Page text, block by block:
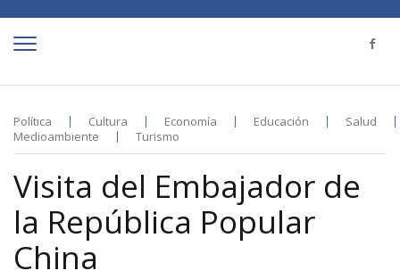
Política Cultura Economía Educación
Salud
Medioambiente
Turismo
Visita del Embajador de
la República Popular
China